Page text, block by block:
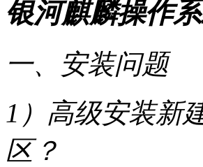
银河麒麟操作
一、安装问题
1）高级安装新
区？